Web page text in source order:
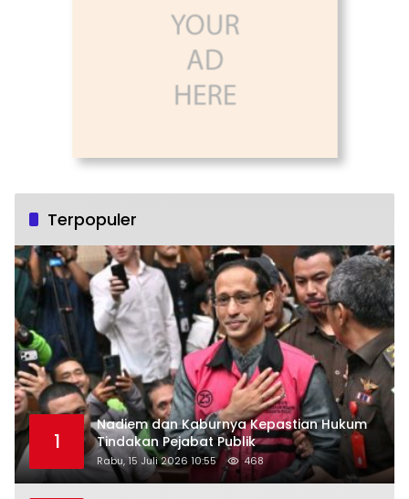
Terpopuler
1
Nadiem dan Kaburnya Kepastian Hukum
Tindakan Pejabat Publik
Rabu, 15 Juli 2026 10:55 468